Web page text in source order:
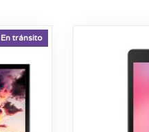
En tránsito